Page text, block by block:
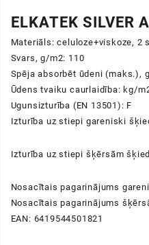
ELKATEK SILVER
Materiāls: celuloze+viskoze, 2
Svars, g/m2: 110
Spēja absorbēt ūdeni (maks.),
Ūdens tvaiku caurlaidība: kg/
Ugunsizturība (EN 13501): F
Izturība uz stiepi gareniski
Izturība uz stiepi šķērsām
Nosacītais pagarinājums
Nosacītaispagarinājums
EAN: 6419544501821